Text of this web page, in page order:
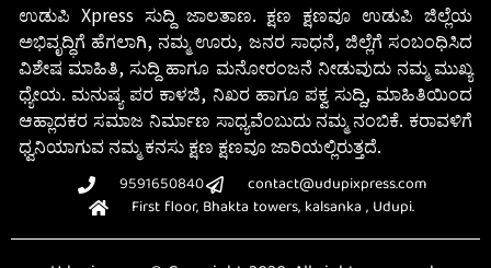
ಉಡುಪಿ Xpress ಸುದ್ದಿ ಜಾಲತಾಣ. ಕ್ಷಣ ಕ್ಷಣವೂ ಉಡುಪಿ ಜಿಲ್ಲೆಯ
ಅಭಿವೃದ್ಧಿಗೆ ಹೆಗಲಾಗಿ, ನಮ್ಮ ಊರು, ಜನರ ಸಾಧನೆ, ಜಿಲ್ಲೆಗೆ ಸಂಬಂಧಿಸಿದ
ವಿಶೇಷ ಮಾಹಿತಿ, ಸುದ್ದಿ ಹಾಗೂ ಮನೋರಂಜನೆ ನೀಡುವುದು ನಮ್ಮ ಮುಖ್ಯ
ಧ್ಯೇಯ. ಮನುಷ್ಯ ಪರ ಕಾಳಜಿ, ನಿಖರ ಹಾಗೂ ಪಕ್ವ ಸುದ್ದಿ, ಮಾಹಿತಿಯಿಂದ
ಆಹ್ಲಾದಕರ ಸಮಾಜ ನಿರ್ಮಾಣ ಸಾಧ್ಯವೆಂಬುದು ನಮ್ಮ ನಂಬಿಕೆ. ಕರಾವಳಿಗೆ
ಧ್ವನಿಯಾಗುವ ನಮ್ಮ ಕನಸು ಕ್ಷಣ ಕ್ಷಣವೂ ಜಾರಿಯಲ್ಲಿರುತ್ತದೆ.
9591650840
contact@udupixpress.com
First floor, Bhakta towers, kalsanka , Udupi.